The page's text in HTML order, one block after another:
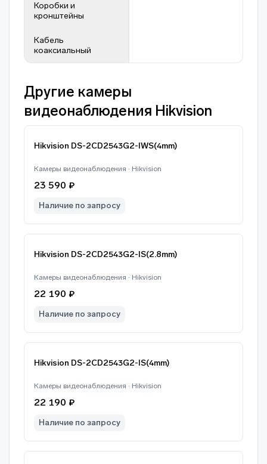
Коробки и
кронштейны
Кабель
коаксиальный
Другие камеры
видеонаблюдения Hikvision
Hikvision DS-2CD2543G2-IWS(4mm)
Камеры видеонаблюдения · Hikvision
23 590 ₽
Наличие по запросу
Hikvision DS-2CD2543G2-IS(2.8mm)
Камеры видеонаблюдения · Hikvision
22 190 ₽
Наличие по запросу
Hikvision DS-2CD2543G2-IS(4mm)
Камеры видеонаблюдения · Hikvision
22 190 ₽
Наличие по запросу